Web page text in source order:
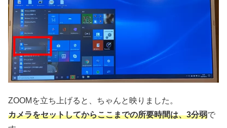
ZOOMを立ち上げると、ちゃんと映りました。
カメラをセットしてからここまでの所要時間は、3分弱で